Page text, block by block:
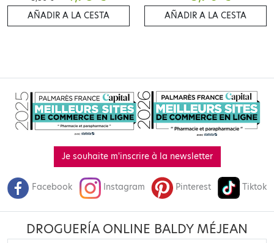
AÑADIR A LA CESTA AÑADIR A LA CESTA
Je souhaite m'inscrire à la newsletter
Facebook Instagram Pinterest Tiktok
DROGUERÍA ONLINE BALDY MÉJEAN